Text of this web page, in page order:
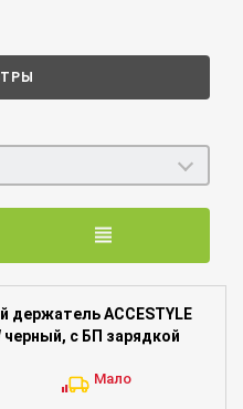
ACCESTYLE
черный, с БП зарядкой
Мало